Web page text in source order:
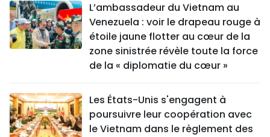
L’ambassadeur du Vietnam au
Venezuela : voir le drapeau rouge à
étoile jaune flotter au cœur de la
zone sinistrée révèle toute la force
de la « diplomatie du cœur »
Les États-Unis s'engagent à
poursuivre leur coopération avec
le Vietnam dans le règlement des